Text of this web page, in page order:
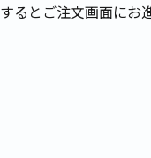
とご注文画面にお